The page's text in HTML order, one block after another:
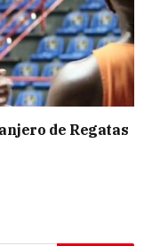
de Regatas